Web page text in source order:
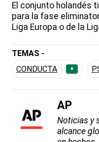
El conjunto holandés
para la fase
Liga Europa o de la
TEMAS -
CONDUCTA
+
AP
Noticias y
alcance